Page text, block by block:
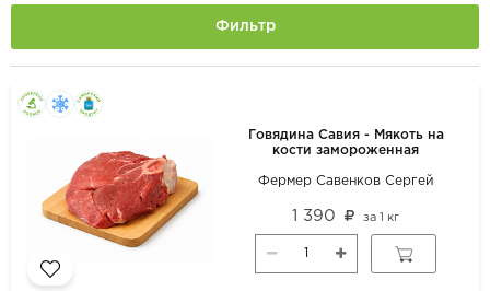
Фильтр
Говядина Савия - Мякоть на
кости замороженная
Фермер Савенков Сергей
1 390 за1 кг